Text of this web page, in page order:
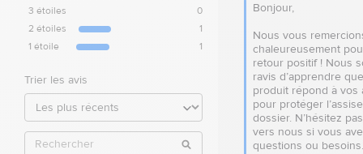
3 étoiles
0
2 étoiles
1
1 étoile 1
Trier les avis
Bonjour,
Nous vous
chaleureusement
retour positif ! Nous
ravis d’apprendre
produit répond à vos
pour protéger
dossier. N’hésitez
vers nous si vous
questions ou besoins.